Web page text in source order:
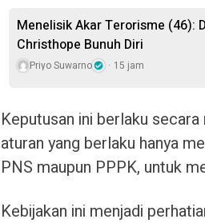
Menelisik Akar Terorisme (46):
Christhope Bunuh Diri
Priyo Suwarno 15 jam
Keputusan ini berlaku
aturan yang berlaku hanya
PNS maupun PPPK, untuk
Kebijakan ini menjadi